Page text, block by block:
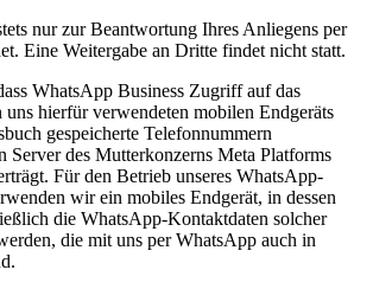
nur zur Beantwortung Ihres Anliegens per
Eine Weitergabe an Dritte findet nicht statt.
WhatsApp Business Zugriff auf das
uns hierfür verwendeten mobilen Endgeräts
gespeicherte Telefonnummern
Server des Mutterkonzerns Meta Platforms
Für den Betrieb unseres WhatsApp-
wir ein mobiles Endgerät, in dessen
die WhatsApp-Kontaktdaten solcher
die mit uns per WhatsApp auch in